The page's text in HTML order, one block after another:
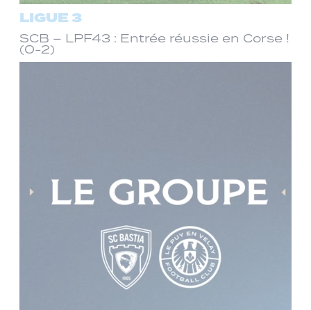
LIGUE 3
SCB – LPF43 : Entrée réussie en Corse !
(0-2)